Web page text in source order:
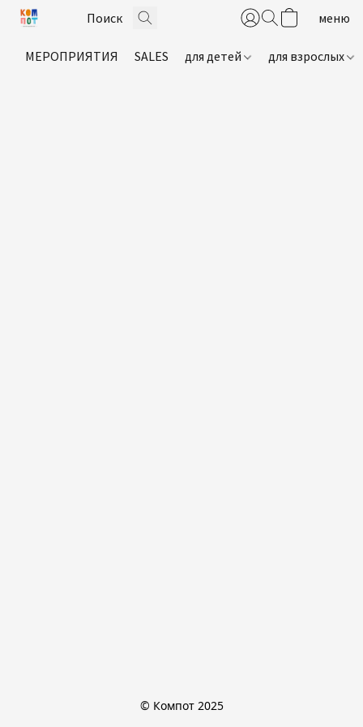
МЕРОПРИЯТИЯ SALES для детей для взрослых
© Компот 2025